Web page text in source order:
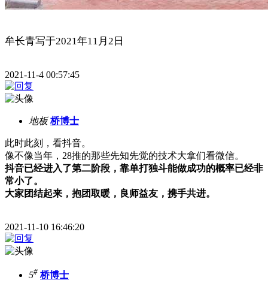
牟长青写于2021年11月2日
2021-11-4 00:57:45
地板 桥博士
此时此刻，看抖音。
像不像当年，28推的那些先知先觉的技术大拿们看微信。
抖音已经进入了第二阶段，靠单打独斗能做成功的概率已经非
常小了。
大家团结起来，抱团取暖，良师益友，携手共进。
2021-11-10 16:46:20
5# 桥博士